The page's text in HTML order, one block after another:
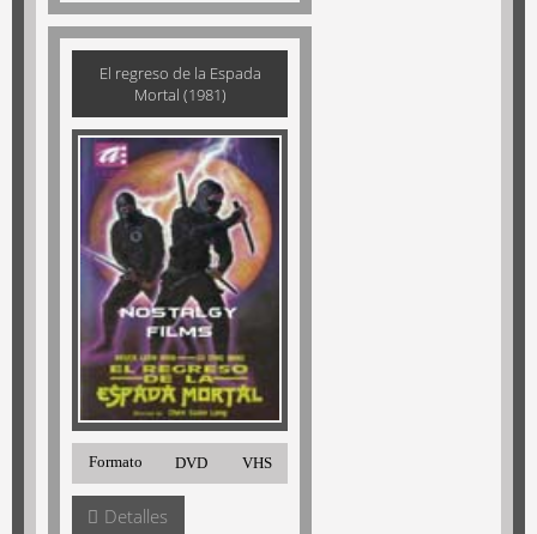
El regreso de la Espada
Mortal (1981)
Formato DVD VHS
Detalles